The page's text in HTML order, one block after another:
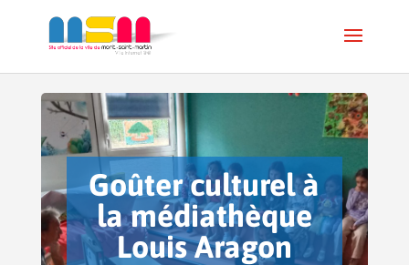
Goûter culturel à
la médiathèque
Louis Aragon